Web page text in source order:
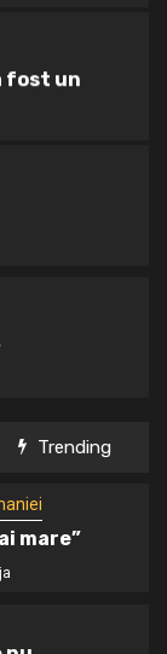
fost un
Trending
mare”